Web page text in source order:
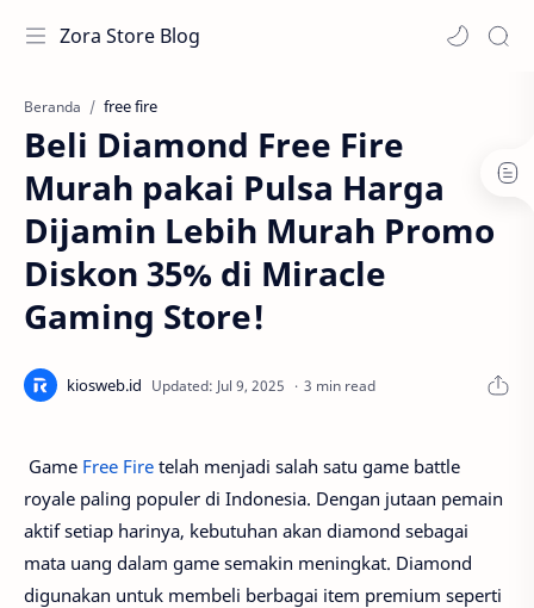
Zora Store Blog
Beranda free fire
Beli Diamond Free Fire
Murah pakai Pulsa Harga
Dijamin Lebih Murah Promo
Diskon 35% di Miracle
Gaming Store!
3 min read
Game Free Fire telah menjadi salah satu game battle
royale paling populer di Indonesia. Dengan jutaan pemain
aktif setiap harinya, kebutuhan akan diamond sebagai
mata uang dalam game semakin meningkat. Diamond
digunakan untuk membeli berbagai item premium seperti